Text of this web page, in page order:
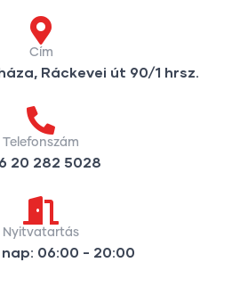
Cím
Ráckevei út 90/1 hrsz.
Telefonszám
20 282 5028
Nyitvatartás
nap: 06:00 - 20:00